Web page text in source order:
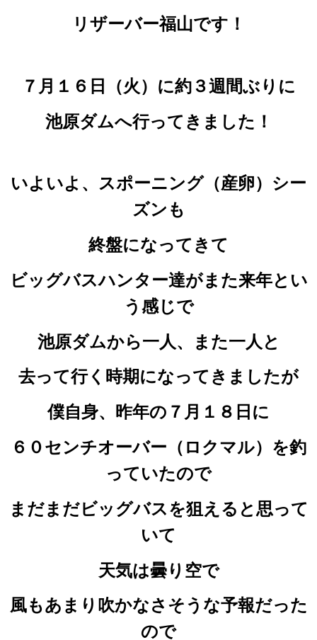
リザーバー福山です！
７月１６日（火）に約３週間ぶりに
池原ダムへ行ってきました！
いよいよ、スポーニング（産卵）シー
ズンも
終盤になってきて
ビッグバスハンター達がまた来年とい
う感じで
池原ダムから一人、また一人と
去って行く 時期になってきましたが
僕自身、昨年の７月１８日に
６０センチオーバー（ロクマル）を釣
っていたので
まだまだビッグバスを狙えると思って
いて
天気は曇り空で
風もあまり吹かなさそうな予報だった
ので